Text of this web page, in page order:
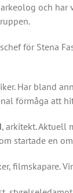
och
för Stena
Har bland
förmåga att
, arkitekt. Aktuell
startade en
filmskapare.